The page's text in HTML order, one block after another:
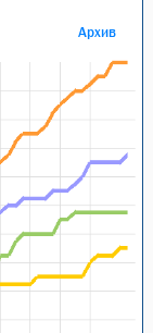
Архив